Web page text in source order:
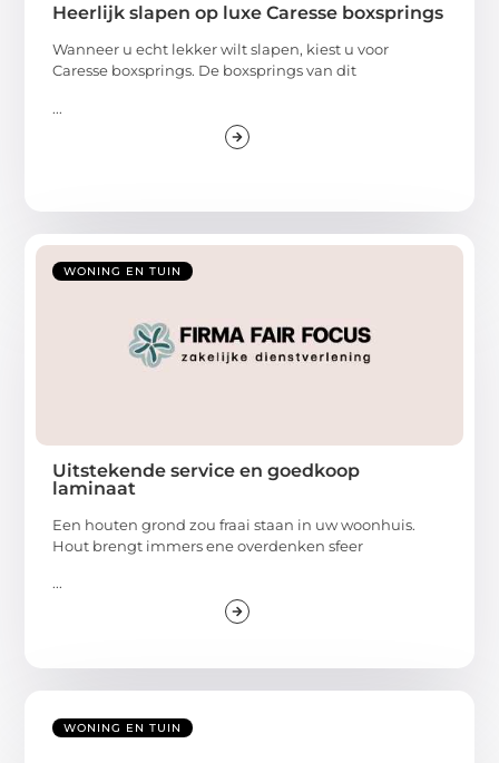
Heerlijk slapen op luxe Caresse boxsprings
Wanneer u echt lekker wilt slapen, kiest u voor
Caresse boxsprings. De boxsprings van dit
...
WONING EN TUIN
Uitstekende service en goedkoop
laminaat
Een houten grond zou fraai staan in uw woonhuis.
Hout brengt immers ene overdenken sfeer
...
WONING EN TUIN